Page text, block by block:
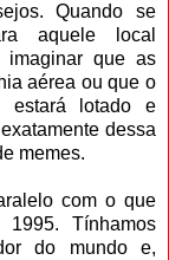
Quando se
aquele local
imaginar que as
aérea ou que o
estará lotado e
dessa
memes.
com o que
Tínhamos
do mundo e,